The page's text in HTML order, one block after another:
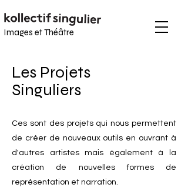
Images etThéâtre
Les Projets
Singuliers
Ces sont des projets qui nous permettent
de créer de nouveaux outils en ouvrant à
d'autres artistes mais également à la
création de nouvelles formes de
représentation et narration.